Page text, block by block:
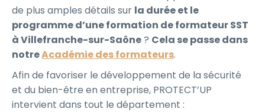
de plus amples détails sur la durée et le
programme d’une formation de formateur SST
à Villefranche-sur-Saône? Cela se passe dans
notreAcadémie des formateurs.
Afin de favoriser le développement de la sécurité
et du bien-être en entreprise, PROTECT’UP
intervient dans tout le département :